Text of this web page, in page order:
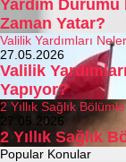
Yardım
Zaman Yatar?
Valilik Yardımları
27.05.2026
Valilik
Yapıyor?
2 Yıllık Sağlık
27.05.2026
2 Yıllık Sağlık
Popular Konular